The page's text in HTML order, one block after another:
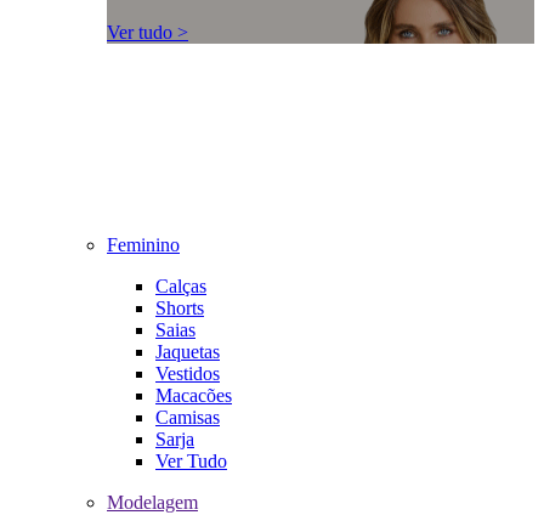
Ver tudo >
Feminino
Calças
Shorts
Saias
Jaquetas
Vestidos
Macacões
Camisas
Sarja
Ver Tudo
Modelagem